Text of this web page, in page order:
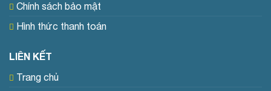
Chính sách bảo mật
Hình thức thanh toán
LIÊN KẾT
Trang chủ